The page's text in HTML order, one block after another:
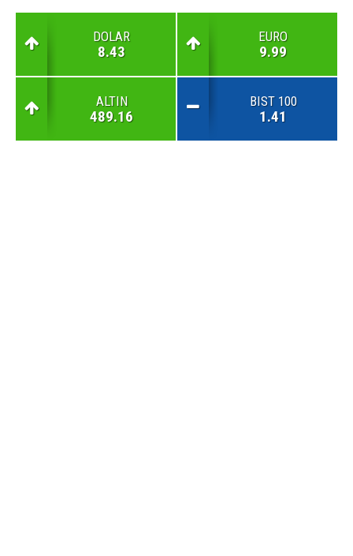
DOLAR
8.43
EURO
9.99
ALTIN
489.16
BIST 100
1.41